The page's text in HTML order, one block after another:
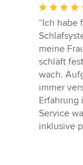
5
von
5
Sternen
“Ich habe
meine
schläft
wach.
immer
Erfahrung
Service
inklusive